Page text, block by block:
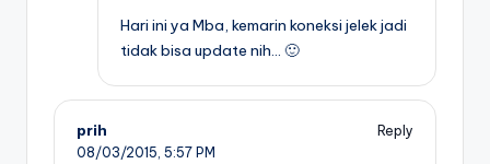
Hari ini ya Mba, kemarin koneksi jelek jadi
tidak bisa update nih… 🙂
prih
Reply
08/03/2015, 5:57 PM